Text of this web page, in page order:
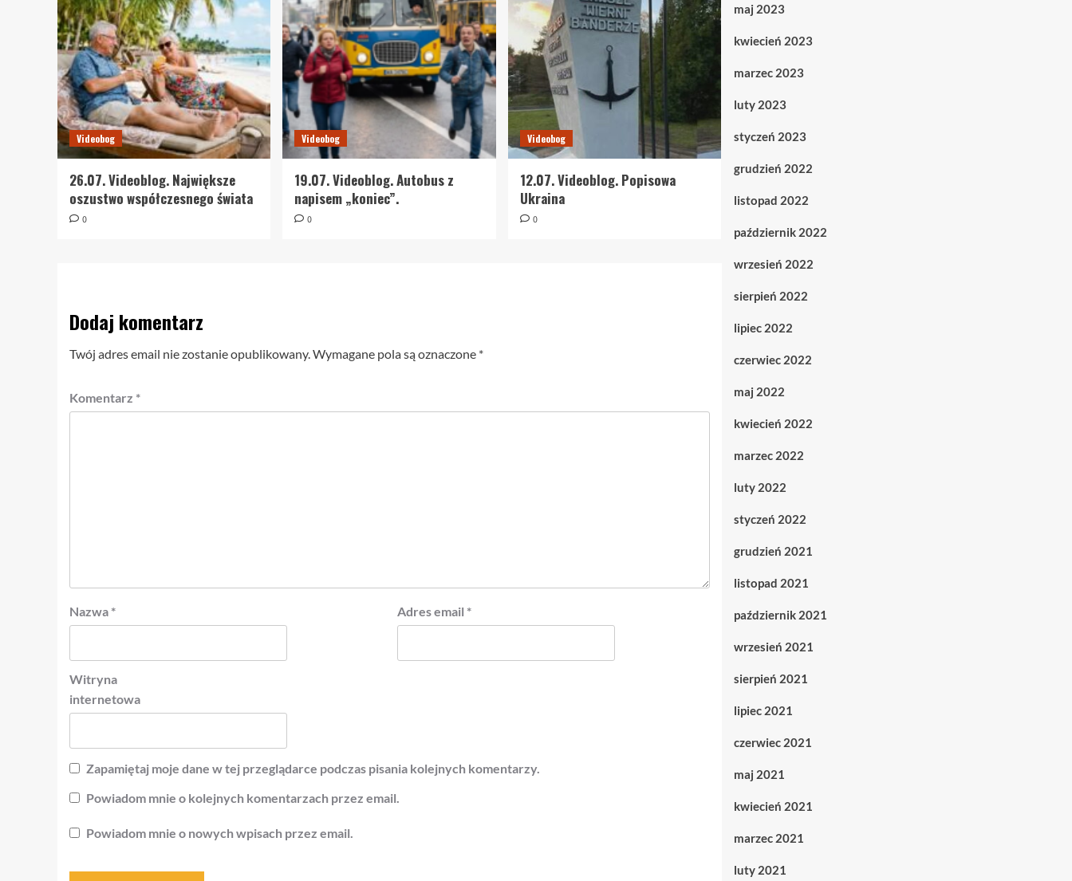
Videobog
26.07. Videoblog. Największe
oszustwo współczesnego świata
0
Videobog
19.07. Videoblog. Autobus z
napisem „koniec”.
0
Videobog
12.07. Videoblog. Popisowa
Ukraina
0
Dodaj komentarz
Twój adres email nie zostanie opublikowany. Wymagane pola są oznaczone *
Komentarz *
Nazwa * Adres email *
Witryna
internetowa
Zapamiętaj moje dane w tej przeglądarce podczas pisania kolejnych komentarzy.
Powiadom mnie o kolejnych komentarzach przez email.
Powiadom mnie o nowych wpisach przez email.
maj 2023
kwiecień 2023
marzec 2023
luty 2023
styczeń 2023
grudzień 2022
listopad 2022
październik 2022
wrzesień 2022
sierpień 2022
lipiec 2022
czerwiec 2022
maj 2022
kwiecień 2022
marzec 2022
luty 2022
styczeń 2022
grudzień 2021
listopad 2021
październik 2021
wrzesień 2021
sierpień 2021
lipiec 2021
czerwiec 2021
maj 2021
kwiecień 2021
marzec 2021
luty 2021